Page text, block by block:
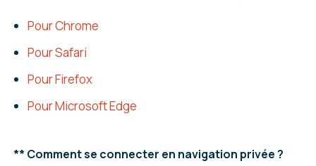
Pour Chrome
Pour Safari
Pour Firefox
Pour Microsoft Edge
** Comment se connecter en navigation privée ?